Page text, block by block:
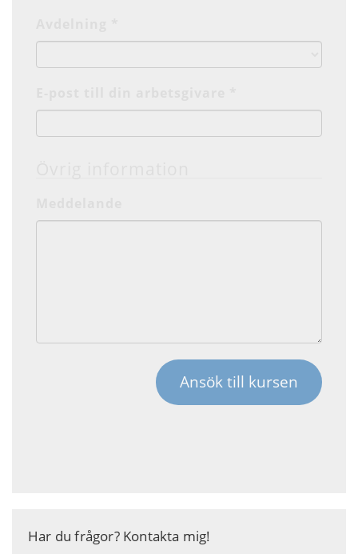
Har du frågor? Kontakta mig!